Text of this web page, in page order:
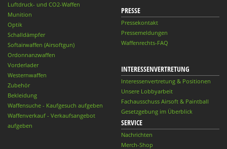
Luftdruck- und CO2-Waffen
Munition
Optik
Schalldämpfer
Softairwaffen (Airsoftgun)
Ordonnanzwaffen
Vorderlader
Westernwaffen
Zubehör
Bekleidung
Waffensuche - Kaufgesuch aufgeben
Waffenverkauf - Verkaufsangebot
aufgeben
PRESSE
Pressekontakt
Pressemeldungen
Waffenrechts-FAQ
INTERESSENVERTRETUNG
Interessenvertretung & Positionen
Unsere Lobbyarbeit
Fachausschuss Airsoft & Paintball
Gesetzgebung im Überblick
SERVICE
Nachrichten
Merch-Shop